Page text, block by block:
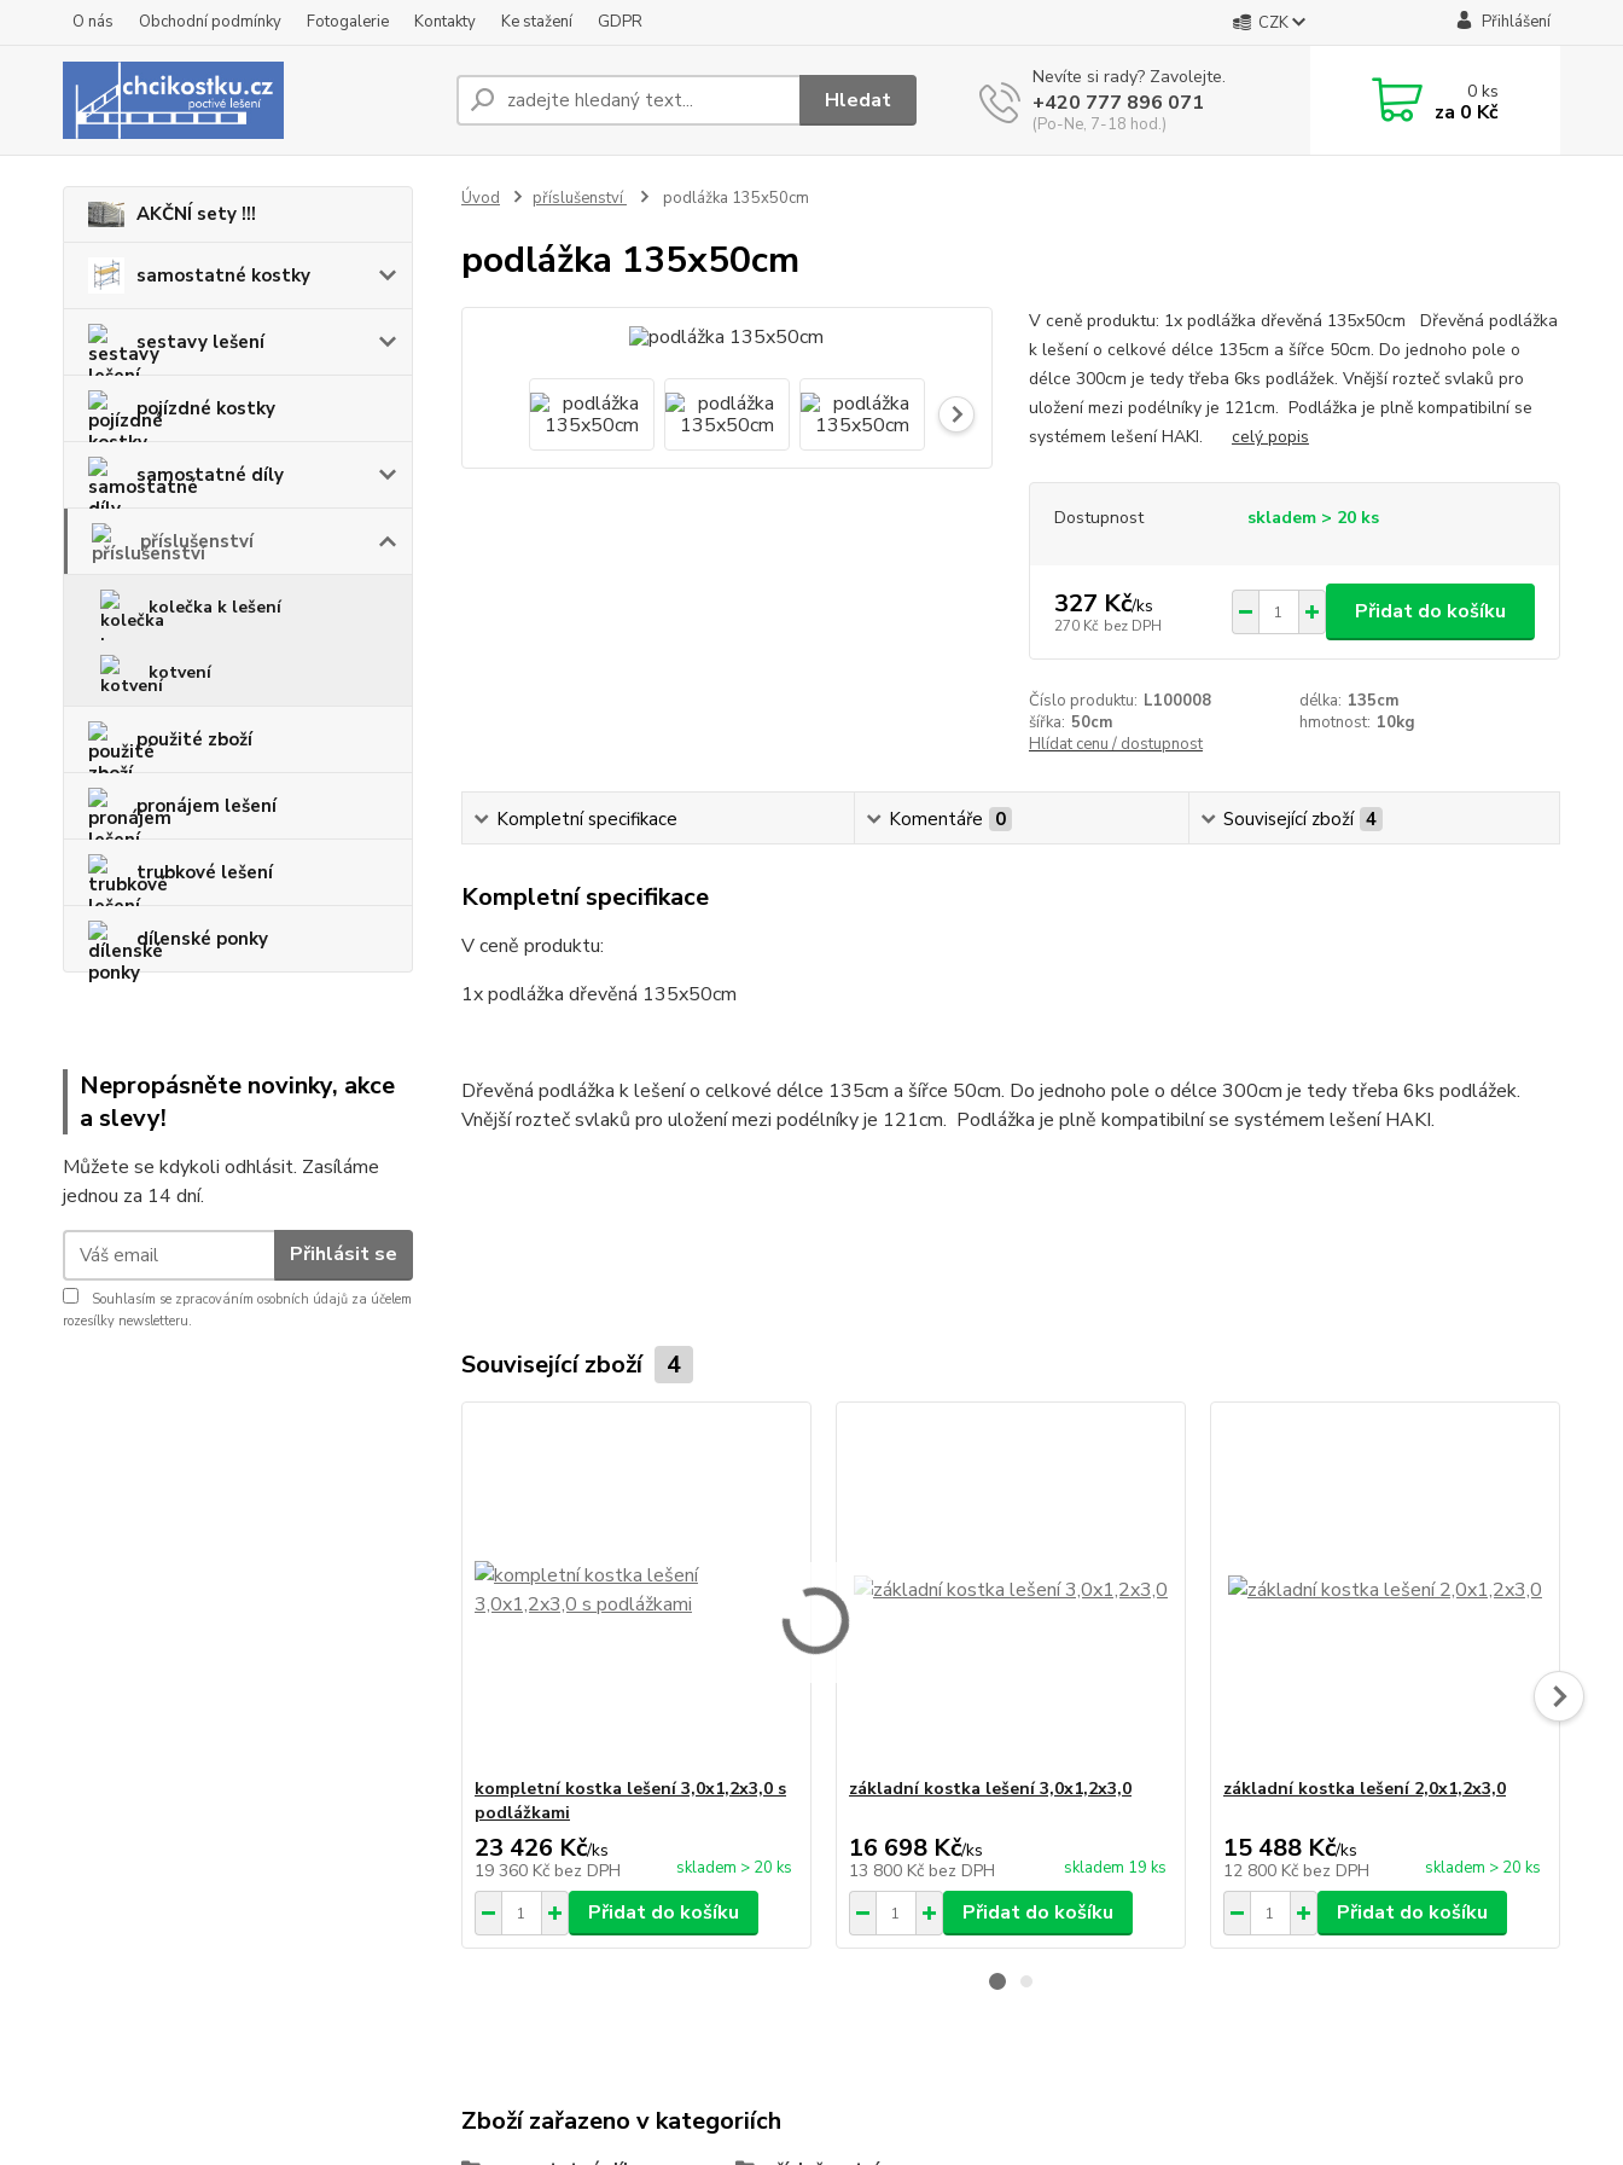
O nás Obchodní podmínky Fotogalerie Kontakty Ke stažení GDPR CZK Přihlášení
Hledat
Nevíte si rady? Zavolejte.
+420 777 896 071
(Po-Ne, 7-18 hod.)
0ks
za 0 Kč
AKČNÍ sety !!!
samostatné kostky
sestavy lešení
pojízdné kostky
samostatné díly
příslušenství
kolečka k lešení
kotvení
použité zboží
pronájem lešení
trubkové lešení
dílenské ponky
Nepropásněte novinky, akce
a slevy!
Můžete se kdykoli odhlásit. Zasíláme
jednou za 14 dní.
Přihlásit se
Souhlasím se zpracováním osobních údajů za účelem
rozesílky newsletteru.
Úvod příslušenství podlážka 135x50cm
podlážka 135x50cm
V ceně produktu: 1x podlážka dřevěná 135x50cm Dřevěná podlážka
k lešení o celkové délce 135cm a šířce 50cm. Do jednoho pole o
délce 300cm je tedy třeba 6ks podlážek. Vnější rozteč svlaků pro
uložení mezi podélníky je 121cm. Podlážka je plně kompatibilní se
systémem lešení HAKI. celý popis
Dostupnost skladem > 20 ks
327 Kč/ks
270 Kč bez DPH
Přidat do košíku
Číslo produktu: L100008 délka: 135cm
šířka: 50cm hmotnost: 10kg
Hlídat cenu / dostupnost
Kompletní specifikace Komentáře 0 Související zboží 4
Kompletní specifikace
V ceně produktu:
1x podlážka dřevěná 135x50cm
Dřevěná podlážka k lešení o celkové délce 135cm a šířce 50cm. Do jednoho pole o délce 300cm je tedy třeba 6ks podlážek.
Vnější rozteč svlaků pro uložení mezi podélníky je 121cm. Podlážka je plně kompatibilní se systémem lešení HAKI.
Související zboží 4
kompletní kostka lešení 3,0x1,2x3,0 s
podlážkami
23 426 Kč/ks
19 360 Kč bez DPH skladem > 20 ks
Přidat do košíku
základní kostka lešení 3,0x1,2x3,0
16 698 Kč/ks
13 800 Kč bez DPH skladem 19 ks
Přidat do košíku
základní kostka lešení 2,0x1,2x3,0
15 488 Kč/ks
12 800 Kč bez DPH skladem > 20 ks
Přidat do košíku
Zboží zařazeno v kategoriích